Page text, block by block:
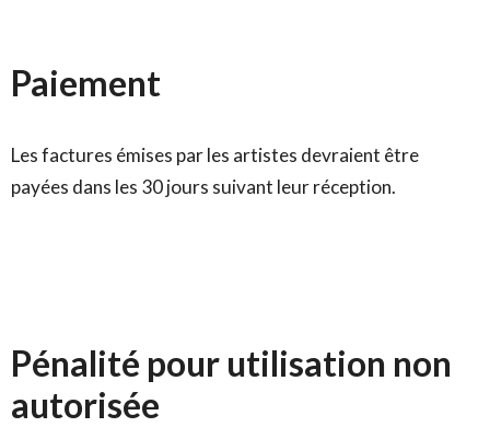
Paiement
Les factures émises par les artistes devraient être
payées dans les 30 jours suivant leur réception.
Pénalité pour utilisation non
autorisée